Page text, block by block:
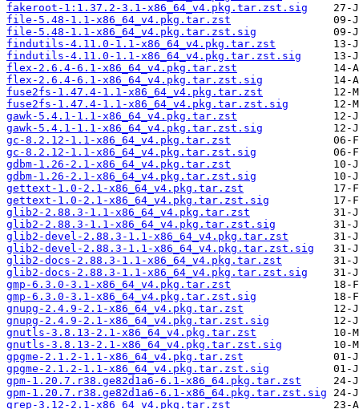
fakeroot-1:1.37.2-3.1-x86_64_v4.pkg.tar.zst.sig
file-5.48-1.1-x86_64_v4.pkg.tar.zst
file-5.48-1.1-x86_64_v4.pkg.tar.zst.sig
findutils-4.11.0-1.1-x86_64_v4.pkg.tar.zst
findutils-4.11.0-1.1-x86_64_v4.pkg.tar.zst.sig
flex-2.6.4-6.1-x86_64_v4.pkg.tar.zst
flex-2.6.4-6.1-x86_64_v4.pkg.tar.zst.sig
fuse2fs-1.47.4-1.1-x86_64_v4.pkg.tar.zst
fuse2fs-1.47.4-1.1-x86_64_v4.pkg.tar.zst.sig
gawk-5.4.1-1.1-x86_64_v4.pkg.tar.zst
gawk-5.4.1-1.1-x86_64_v4.pkg.tar.zst.sig
gc-8.2.12-1.1-x86_64_v4.pkg.tar.zst
gc-8.2.12-1.1-x86_64_v4.pkg.tar.zst.sig
gdbm-1.26-2.1-x86_64_v4.pkg.tar.zst
gdbm-1.26-2.1-x86_64_v4.pkg.tar.zst.sig
gettext-1.0-2.1-x86_64_v4.pkg.tar.zst
gettext-1.0-2.1-x86_64_v4.pkg.tar.zst.sig
glib2-2.88.3-1.1-x86_64_v4.pkg.tar.zst
glib2-2.88.3-1.1-x86_64_v4.pkg.tar.zst.sig
glib2-devel-2.88.3-1.1-x86_64_v4.pkg.tar.zst
glib2-devel-2.88.3-1.1-x86_64_v4.pkg.tar.zst.sig
glib2-docs-2.88.3-1.1-x86_64_v4.pkg.tar.zst
glib2-docs-2.88.3-1.1-x86_64_v4.pkg.tar.zst.sig
gmp-6.3.0-3.1-x86_64_v4.pkg.tar.zst
gmp-6.3.0-3.1-x86_64_v4.pkg.tar.zst.sig
gnupg-2.4.9-2.1-x86_64_v4.pkg.tar.zst
gnupg-2.4.9-2.1-x86_64_v4.pkg.tar.zst.sig
gnutls-3.8.13-2.1-x86_64_v4.pkg.tar.zst
gnutls-3.8.13-2.1-x86_64_v4.pkg.tar.zst.sig
gpgme-2.1.2-1.1-x86_64_v4.pkg.tar.zst
gpgme-2.1.2-1.1-x86_64_v4.pkg.tar.zst.sig
gpm-1.20.7.r38.ge82d1a6-6.1-x86_64.pkg.tar.zst
gpm-1.20.7.r38.ge82d1a6-6.1-x86_64.pkg.tar.zst.sig
grep-3.12-2.1-x86_64_v4.pkg.tar.zst